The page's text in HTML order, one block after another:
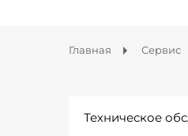
Главная Сервис
Техническое